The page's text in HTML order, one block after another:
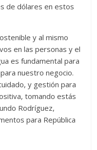
de dólares en estos
y al mismo
en las personas y el
es fundamental para
nuestro negocio.
y gestión para
tomando estás
Rodríguez,
para República